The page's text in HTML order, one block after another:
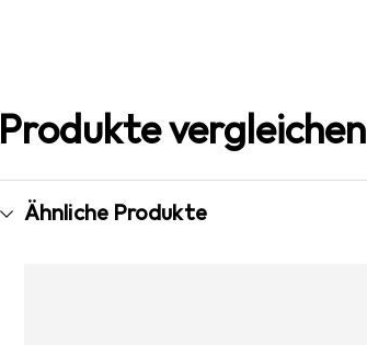
Produkte vergleichen
Ähnliche Produkte